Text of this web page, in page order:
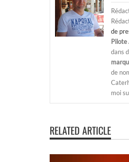
de
Pilote
dans
de
moi
RELATED ARTICLE